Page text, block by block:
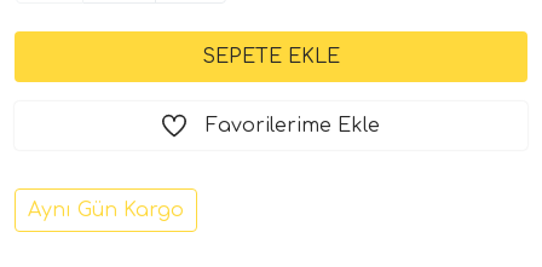
Favorilerime Ekle
Aynı Gün Kargo